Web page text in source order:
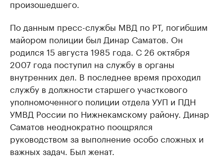
произошедшего.
По данным пресс-службы МВД по РТ, погибшим
майором полиции был Динар Саматов. Он
родился 15 августа 1985 года. С 26 октября
2007 года поступил на службу в органы
внутренних дел. В последнее время проходил
службу в должности старшего участкового
уполномоченного полиции отдела УУП и ПДН
УМВД России по Нижнекамскому району. Динар
Саматов неоднократно поощрялся
руководством за выполнение особо сложных и
важных задач. Был женат.